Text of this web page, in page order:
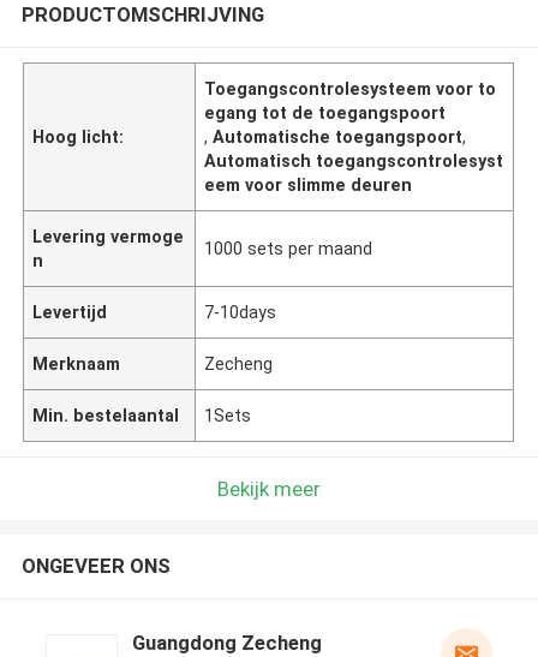
PRODUCTOMSCHRIJVING
Hoog licht:
Toegangscontrolesysteem voor to
egang tot de toegangspoort
,Automatische toegangspoort,
Automatisch toegangscontrolesyst
eem voor slimme deuren
Levering vermoge
n
1000 sets per maand
Levertijd 7-10days
Merknaam Zecheng
Min. bestelaantal 1Sets
Bekijk meer
ONGEVEER ONS
Guangdong Zecheng